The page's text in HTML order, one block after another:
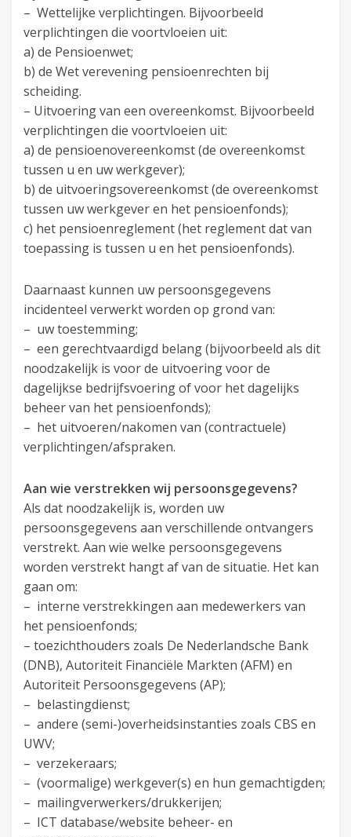
– Wettelijke verplichtingen. Bijvoorbeeld
verplichtingen die voortvloeien uit:
a) de Pensioenwet;
b) de Wet verevening pensioenrechten bij
scheiding.
– Uitvoering van een overeenkomst. Bijvoorbeeld
verplichtingen die voortvloeien uit:
a) de pensioenovereenkomst (de overeenkomst
tussen u en uw werkgever);
b) de uitvoeringsovereenkomst (de overeenkomst
tussen uw werkgever en het pensioenfonds);
c) het pensioenreglement (het reglement dat van
toepassing is tussen u en het pensioenfonds).
Daarnaast kunnen uw persoonsgegevens
incidenteel verwerkt worden op grond van:
– uw toestemming;
– een gerechtvaardigd belang (bijvoorbeeld als dit
noodzakelijk is voor de uitvoering voor de
dagelijkse bedrijfsvoering of voor het dagelijks
beheer van het pensioenfonds);
– het uitvoeren/nakomen van (contractuele)
verplichtingen/afspraken.
Aan wie verstrekken wij persoonsgegevens?
Als dat noodzakelijk is, worden uw
persoonsgegevens aan verschillende ontvangers
verstrekt. Aan wie welke persoonsgegevens
worden verstrekt hangt af van de situatie. Het kan
gaan om:
– interne verstrekkingen aan medewerkers van
het pensioenfonds;
– toezichthouders zoals De Nederlandsche Bank
(DNB), Autoriteit Financiële Markten (AFM) en
Autoriteit Persoonsgegevens (AP);
– belastingdienst;
– andere (semi-)overheidsinstanties zoals CBS en
UWV;
– verzekeraars;
– (voormalige) werkgever(s) en hun gemachtigden;
– mailingverwerkers/drukkerijen;
– ICT database/website beheer- en